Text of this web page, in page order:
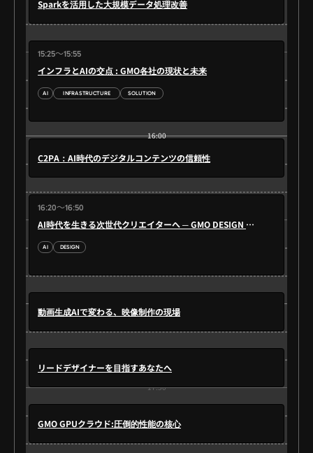
Sparkを活用した大規模データ処理改善
15:25～15:55
インフラとAIの交点 : GMO各社の現状と未来
AI INFRASTRUCTURE SOLUTION
C2PA：AI時代のデジタルコンテンツの信頼性
16:20～16:50
AI時代を生きる次世代クリエイターへ ─ GMO DESIGN AWARDを通じて
AI DESIGN
動画生成AIで変わる、映像制作の現場
リードデザイナーを目指すあなたへ
GMO GPUクラウド:圧倒的性能の核心
16:00
16:30
17:30